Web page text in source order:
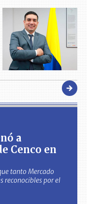
a
Cenco en
tanto Mercado
reconocibles por el